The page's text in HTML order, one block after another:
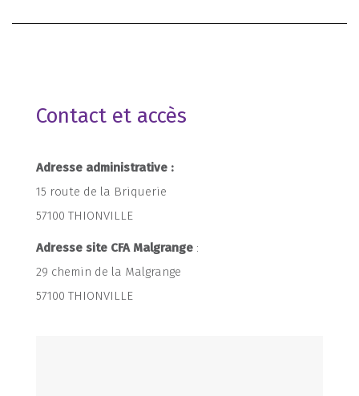
Contact et accès
Adresse administrative :
15 route de la Briquerie
57100 THIONVILLE
Adresse site CFA Malgrange :
29 chemin de la Malgrange
57100 THIONVILLE